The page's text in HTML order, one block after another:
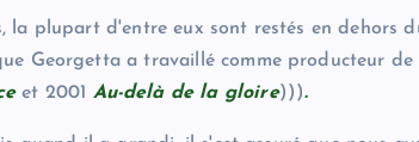
la plupart d'entre eux sont restés en dehors
Georgetta a travaillé comme producteur de
et 2001 Au-delà de la gloire))).